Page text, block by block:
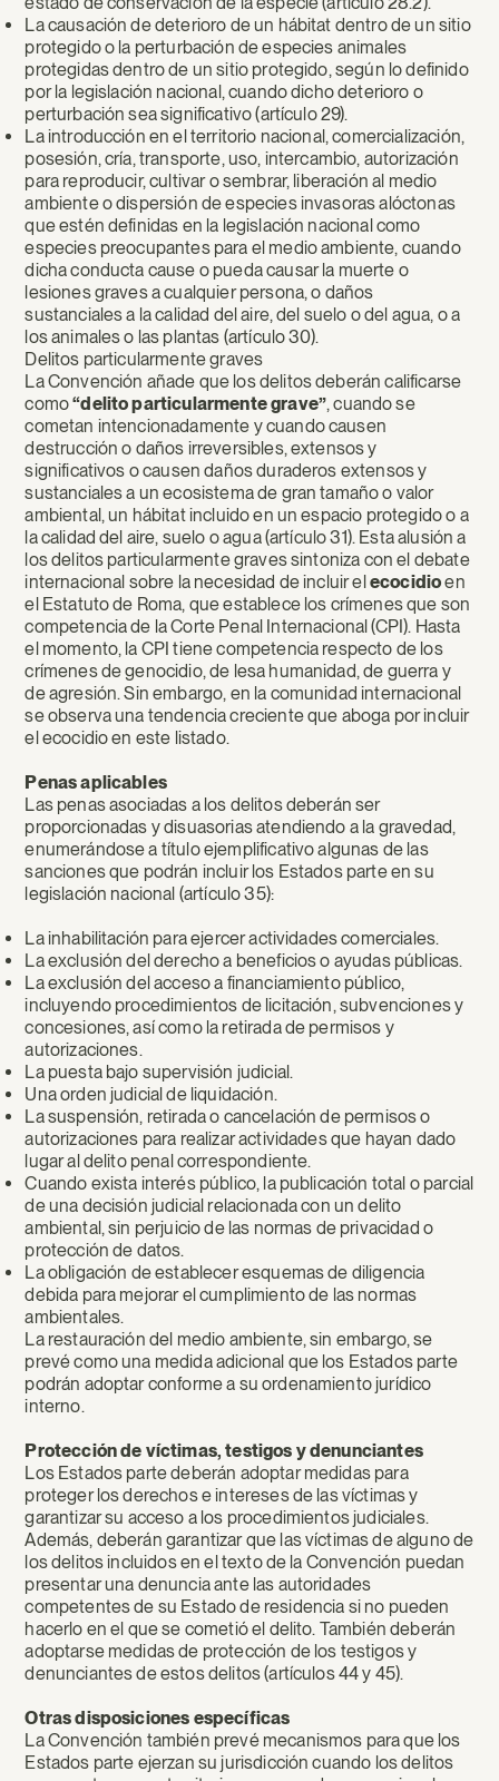
La causación de deterioro de un hábitat dentro de un sitio
protegido o la perturbación de especies animales
protegidas dentro de un sitio protegido, según lo definido
por la legislación nacional, cuando dicho deterioro o
perturbación sea significativo (artículo 29).
La introducción en el territorio nacional, comercialización,
posesión, cría, transporte, uso, intercambio, autorización
para reproducir, cultivar o sembrar, liberación al medio
ambiente o dispersión de especies invasoras alóctonas
que estén definidas en la legislación nacional como
especies preocupantes para el medio ambiente, cuando
dicha conducta cause o pueda causar la muerte o
lesiones graves a cualquier persona, o daños
sustanciales a la calidad del aire, del suelo o del agua, o a
los animales o las plantas (artículo 30).
Delitos particularmente graves
La Convención añade que los delitos deberán calificarse
como“delito particularmente grave”, cuando se
cometan intencionadamente y cuando causen
destrucción o daños irreversibles, extensos y
significativos o causen daños duraderos extensos y
sustanciales a un ecosistema de gran tamaño o valor
ambiental, un hábitat incluido en un espacio protegido o a
la calidad del aire, suelo o agua (artículo 31). Esta alusión a
los delitos particularmente graves sintoniza con el debate
internacional sobre la necesidad de incluir el ecocidioen
el Estatuto de Roma, que establece los crímenes que son
competencia de la Corte Penal Internacional (CPI). Hasta
el momento, la CPI tiene competencia respecto de los
crímenes de genocidio, de lesa humanidad, de guerra y
de agresión. Sin embargo, en la comunidad internacional
se observa una tendencia creciente que aboga por incluir
el ecocidio en este listado.
Penas aplicables
Las penas asociadas a los delitos deberán ser
proporcionadas y disuasorias atendiendo a la gravedad,
enumerándose a título ejemplificativo algunas de las
sanciones que podrán incluir los Estados parte en su
legislación nacional (artículo 35):
La inhabilitación para ejercer actividades comerciales.
La exclusión del derecho a beneficios o ayudas públicas.
La exclusión del acceso a financiamiento público,
incluyendo procedimientos de licitación, subvenciones y
concesiones, así como la retirada de permisos y
autorizaciones.
La puesta bajo supervisión judicial.
Una orden judicial de liquidación.
La suspensión, retirada o cancelación de permisos o
autorizaciones para realizar actividades que hayan dado
lugar al delito penal correspondiente.
Cuando exista interés público, la publicación total o parcial
de una decisión judicial relacionada con un delito
ambiental, sin perjuicio de las normas de privacidad o
protección de datos.
La obligación de establecer esquemas de diligencia
debida para mejorar el cumplimiento de las normas
ambientales.
La restauración del medio ambiente, sin embargo, se
prevé como una medida adicional que los Estados parte
podrán adoptar conforme a su ordenamiento jurídico
interno.
Protección de víctimas, testigos y denunciantes
Los Estados parte deberán adoptar medidas para
proteger los derechos e intereses de las víctimas y
garantizar su acceso a los procedimientos judiciales.
Además, deberán garantizar que las víctimas de alguno de
los delitos incluidos en el texto de la Convención puedan
presentar una denuncia ante las autoridades
competentes de su Estado de residencia si no pueden
hacerlo en el que se cometió el delito. También deberán
adoptarse medidas de protección de los testigos y
denunciantes de estos delitos (artículos 44 y 45).
Otras disposiciones específicas
La Convención también prevé mecanismos para que los
Estados parte ejerzan su jurisdicción cuando los delitos